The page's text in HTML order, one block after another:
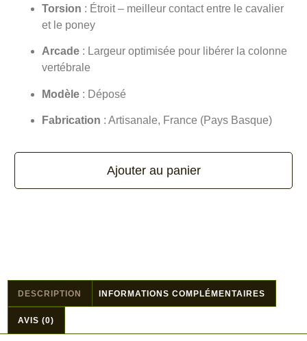
Torsion : Étroit – meilleur contact entre le cavalier
et le poney
Arcade : Largeur optimisée pour libérer la colonne
vertébrale
Modèle : Déposé
Fabrication : Artisanale, France (Pays Basque)
Ajouter au panier
DESCRIPTION INFORMATIONS COMPLÉMENTAIRES
AVIS (0)